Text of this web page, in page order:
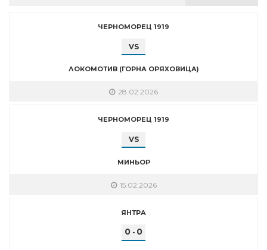
ЧЕРНОМОРЕЦ 1919
VS
ЛОКОМОТИВ (ГОРНА ОРЯХОВИЦА)
28.02.2026
ЧЕРНОМОРЕЦ 1919
VS
МИНЬОР
15.02.2026
ЯНТРА
0 - 0